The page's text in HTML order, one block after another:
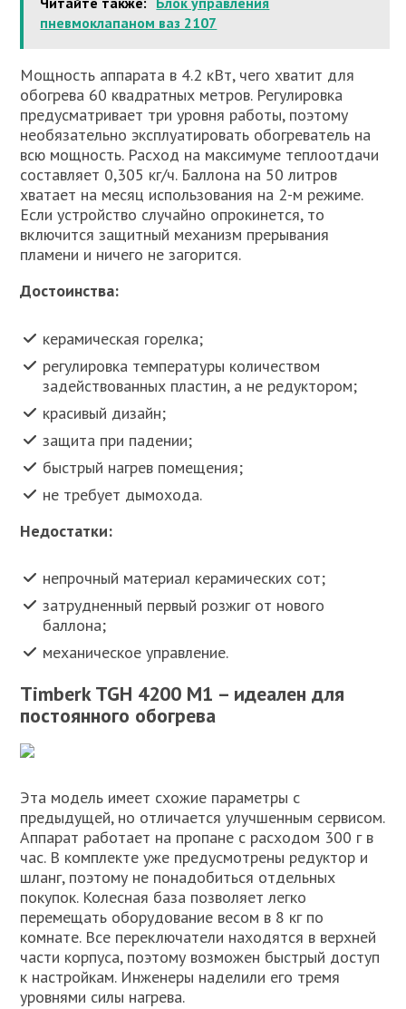
пневмоклапаном ваз 2107
Мощность аппарата в 4.2 кВт, чего хватит для
обогрева 60 квадратных метров. Регулировка
предусматривает три уровня работы, поэтому
необязательно эксплуатировать обогреватель на
всю мощность. Расход на максимуме теплоотдачи
составляет 0,305 кг/ч. Баллона на 50 литров
хватает на месяц использования на 2-м режиме.
Если устройство случайно опрокинется, то
включится защитный механизм прерывания
пламени и ничего не загорится.
Достоинства:
керамическая горелка;
регулировка температуры количеством
задействованных пластин, а не редуктором;
красивый дизайн;
защита при падении;
быстрый нагрев помещения;
не требует дымохода.
Недостатки:
непрочный материал керамических сот;
затрудненный первый розжиг от нового
баллона;
механическое управление.
Timberk TGH 4200 M1 – идеален для
постоянного обогрева
Эта модель имеет схожие параметры с
предыдущей, но отличается улучшенным сервисом.
Аппарат работает на пропане с расходом 300 г в
час. В комплекте уже предусмотрены редуктор и
шланг, поэтому не понадобиться отдельных
покупок. Колесная база позволяет легко
перемещать оборудование весом в 8 кг по
комнате. Все переключатели находятся в верхней
части корпуса, поэтому возможен быстрый доступ
к настройкам. Инженеры наделили его тремя
уровнями силы нагрева.